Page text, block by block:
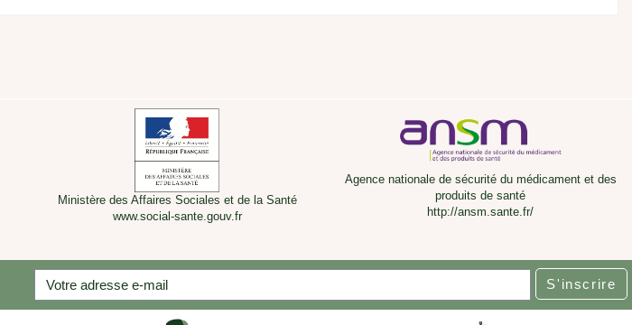
Ministère des Affaires Sociales et de la Santé
www.social-sante.gouv.fr
Agence nationale de sécurité du médicament et des
produits de santé
http://ansm.sante.fr/
S'inscrire